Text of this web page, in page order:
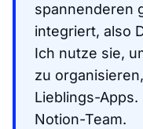
spannenderen
integriert, also
Ich nutze sie,
zu
Lieblings-Apps.
Notion-Team.